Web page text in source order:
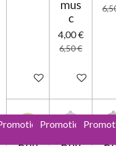
Ajouter au panier
mus
c
4,00 €
6,50 €
Ajouter au
Promotion